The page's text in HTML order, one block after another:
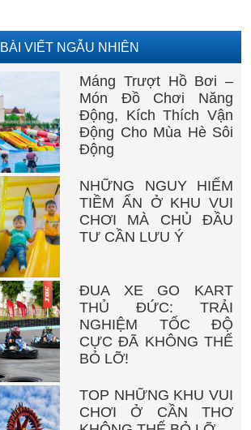
BÀI VIẾT NGẪU NHIÊN
Máng Trượt Hồ Bơi –
Món Đồ Chơi Năng
Động, Kích Thích Vận
Động Cho Mùa Hè Sôi
Động
NHỮNG NGUY HIỂM
TIỀM ẨN Ở KHU VUI
CHƠI MÀ CHỦ ĐẦU
TƯ CẦN LƯU Ý
ĐUA XE GO KART
THỦ ĐỨC: TRẢI
NGHIỆM TỐC ĐỘ
CỰC ĐÃ KHÔNG THỂ
BỎ LỠ!
TOP NHỮNG KHU VUI
CHƠI Ở CẦN THƠ